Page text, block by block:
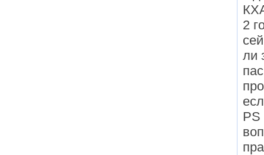
2
ли
PS